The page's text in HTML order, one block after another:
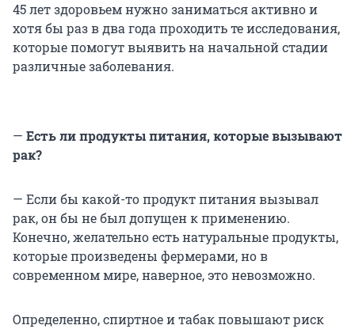
45 лет здоровьем нужно заниматься активно и
хотя бы раз в два года проходить те исследования,
которые помогут выявить на начальной стадии
различные заболевания.
— Есть ли продукты питания, которые вызывают
рак?
— Если бы какой-то продукт питания вызывал
рак, он бы не был допущен к применению.
Конечно, желательно есть натуральные продукты,
которые произведены фермерами, но в
современном мире, наверное, это невозможно.
Определенно, спиртное и табак повышают риск